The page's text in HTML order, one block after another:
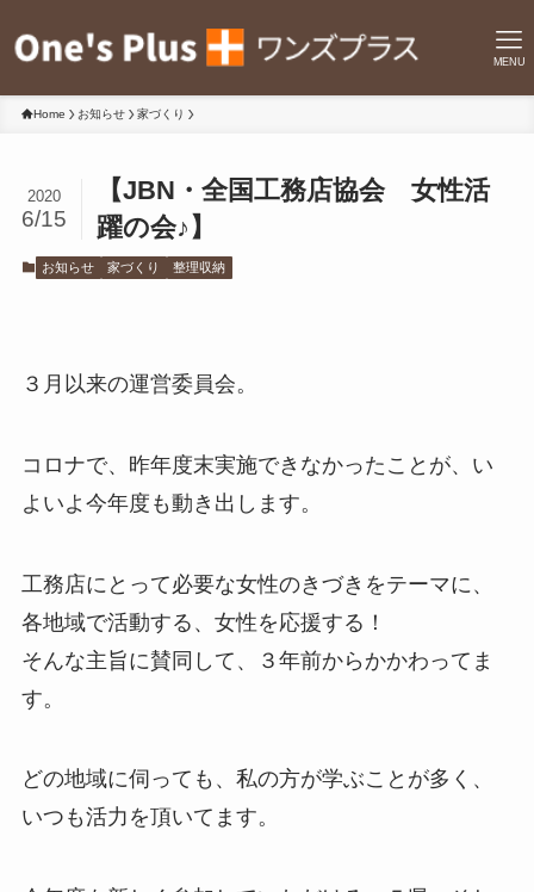
MENU
Home お知らせ 家づくり
【JBN・全国工務店協会 女性活
躍の会♪】
2020
6/15
お知らせ 家づくり 整理収納
３月以来の運営委員会。
コロナで、昨年度末実施できなかったことが、い
よいよ今年度も動き出します。
工務店にとって必要な女性のきづきをテーマに、
各地域で活動する、女性を応援する！
そんな主旨に賛同して、３年前からかかわってま
す。
どの地域に伺っても、私の方が学ぶことが多く、
いつも活力を頂いてます。